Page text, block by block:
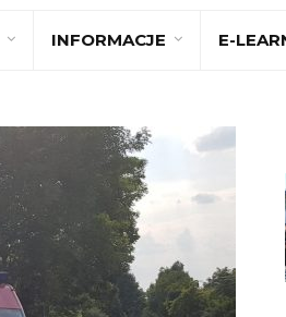
INFORMACJE E-